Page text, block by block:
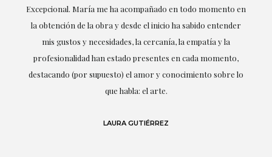
Excepcional. María me ha acompañado en todo momento en
la obtención de la obra y desde el inicio ha sabido entender
mis gustos y necesidades, la cercanía, la empatía y la
profesionalidad han estado presentes en cada momento,
destacando (por supuesto) el amor y conocimiento sobre lo
que habla: el arte.
LAURA GUTIÉRREZ